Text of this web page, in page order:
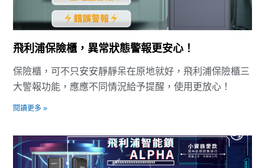
飛利浦保險櫃，異常狀態警報更安心！
保險櫃，可不只安安靜靜呆在原地就好，飛利浦保險櫃三
大警報功能，應應不同情況給予提醒，使用更放心！
閱讀更多 »